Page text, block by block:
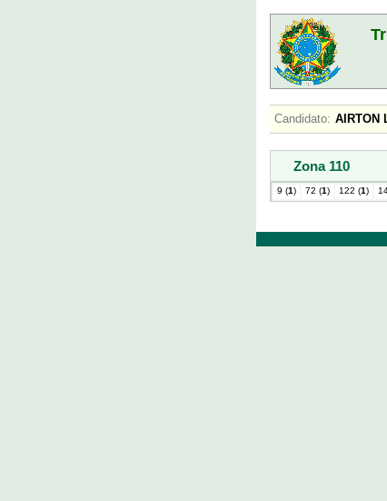
Candidato: AIRTON
Zona 110
9 (1) 72 (1) 122 (1)